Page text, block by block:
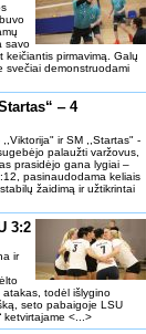
savo
pirmavimą. Galų
svečiai demonstruodami
‒ 4
ir SM ,,Startas" -
palaužti varžovus,
prasidėjo gana lygiai –
pasinaudodama keliais
žaidimą ir užtikrintai
3:2
ir
todėl išlygino
seto pabaigoje LSU
ketvirtajame <...>